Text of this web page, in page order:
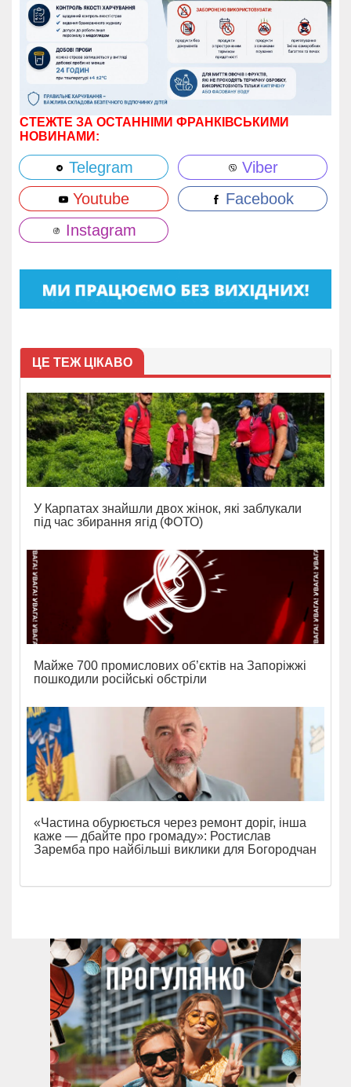
СТЕЖТЕ ЗА ОСТАННІМИ ФРАНКІВСЬКИМИ
НОВИНАМИ:
Telegram
Viber
Youtube
Facebook
Instagram
ЦЕ ТЕЖ ЦІКАВО
У Карпатах знайшли двох жінок, які заблукали
під час збирання ягід (ФОТО)
Майже 700 промислових об’єктів на Запоріжжі
пошкодили російські обстріли
«Частина обурюється через ремонт доріг, інша
каже — дбайте про громаду»: Ростислав
Заремба про найбільші виклики для Богородчан